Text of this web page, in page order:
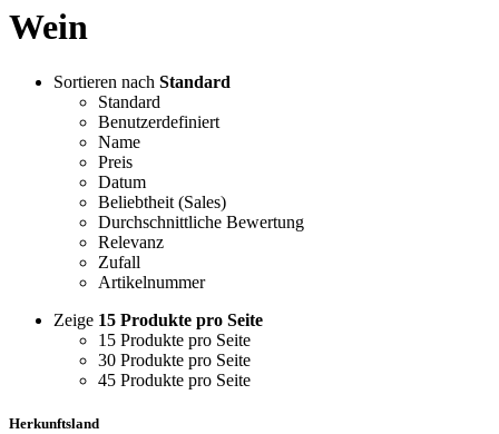
Wein
Sortieren nach Standard
Standard
Benutzerdefiniert
Name
Preis
Datum
Beliebtheit (Sales)
Durchschnittliche Bewertung
Relevanz
Zufall
Artikelnummer
Zeige 15 Produkte pro Seite
15 Produkte pro Seite
30 Produkte pro Seite
45 Produkte pro Seite
Herkunftsland